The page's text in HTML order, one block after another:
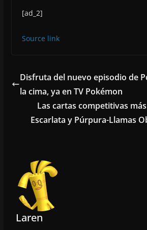
[ad_2]
Source link
Disfruta del nuevo episodio de
la cima, ya en TV Pokémon
Las cartas competitivas
Escarlata y Púrpura-Llamas
Laren